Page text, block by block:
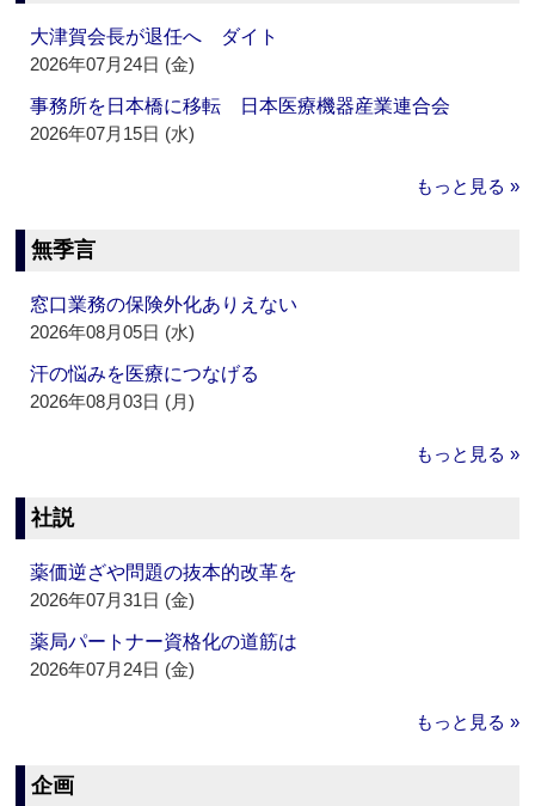
大津賀会長が退任へ ダイト
2026年07月24日 (金)
事務所を日本橋に移転 日本医療機器産業連合会
2026年07月15日 (水)
もっと見る »
無季言
窓口業務の保険外化ありえない
2026年08月05日 (水)
汗の悩みを医療につなげる
2026年08月03日 (月)
もっと見る »
社説
薬価逆ざや問題の抜本的改革を
2026年07月31日 (金)
薬局パートナー資格化の道筋は
2026年07月24日 (金)
もっと見る »
企画